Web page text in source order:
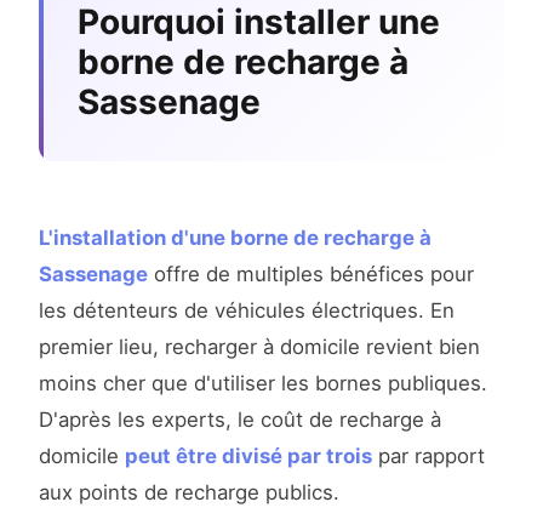
Pourquoi installer une
borne de recharge à
Sassenage
L'installation d'une borne de recharge à
Sassenage offre de multiples bénéfices pour
les détenteurs de véhicules électriques. En
premier lieu, recharger à domicile revient bien
moins cher que d'utiliser les bornes publiques.
D'après les experts, le coût de recharge à
domicile peut être divisé par trois par rapport
aux points de recharge publics.